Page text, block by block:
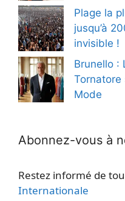
Plage la
jusqu’à
invisible !
Brunello :
Tornatore
Mode
Abonnez-vous à
Restez informé de
Internationale